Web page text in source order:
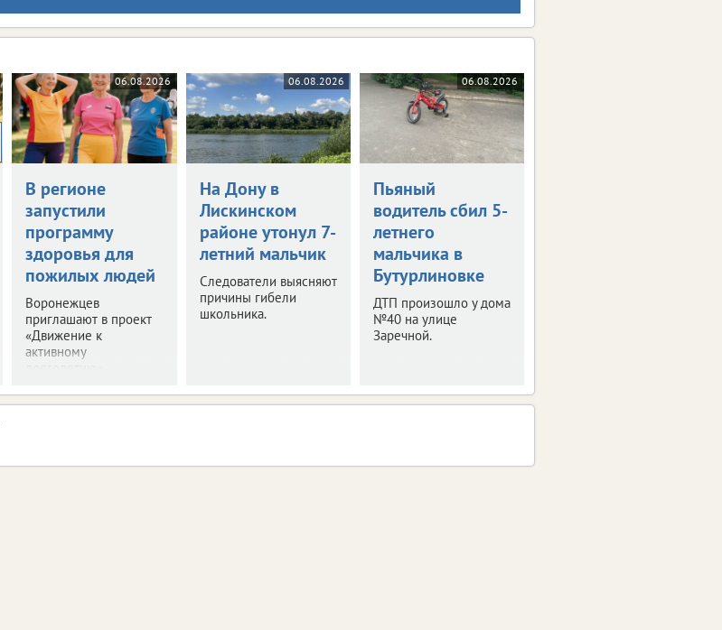
06.08.2026
В регионе
запустили
программу
здоровья для
пожилых людей
Воронежцев
приглашают в проект
«Движение к
активному
06.08.2026
На Дону в
Лискинском
районе утонул 7-
летний мальчик
Следователи выясняют
причины гибели
школьника.
06.08.2026
Пьяный
водитель сбил 5-
летнего
мальчика в
Бутурлиновке
ДТП произошло у дома
№40 на улице
Заречной.